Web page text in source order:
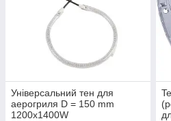
Універсальний тен для
аерогриля D = 150 mm
1200x1400W